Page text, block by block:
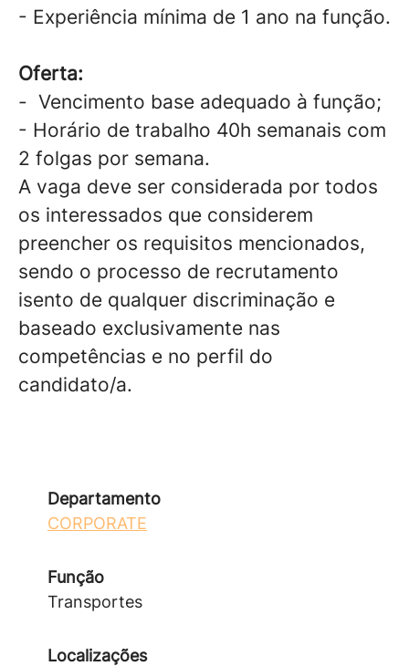
- Experiência mínima de 1 ano na função.
Oferta:
- Vencimento base adequado à função;
- Horário de trabalho 40h semanais com
2 folgas por semana.
A vaga deve ser considerada por todos
os interessados que considerem
preencher os requisitos mencionados,
sendo o processo de recrutamento
isento de qualquer discriminação e
baseado exclusivamente nas
competências e no perfil do
candidato/a.
Departamento
CORPORATE
Função
Transportes
Localizações